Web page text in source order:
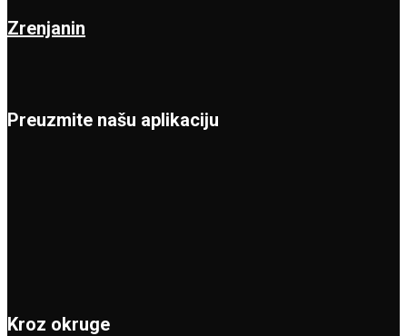
Zrenjanin
Preuzmite našu aplikaciju
Kroz okruge